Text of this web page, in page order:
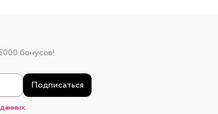
бонусов!
Подписаться